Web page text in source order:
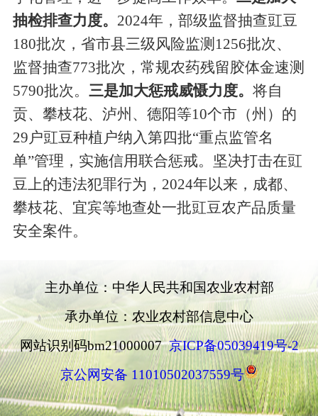
抽检排查力度。 2024年 ， 部级监督抽查豇豆
180批次，省市县三级风险监测 1256批次、
监督抽查773批次， 常规农药残留胶体金速测
5790批次。 三是加大惩戒威慑力度。 将自
贡、攀枝花、泸州、德阳等10个市（州 ） 的
29户豇豆种植户纳入第四批“重点监管名
单”管理，实施信用联合惩戒。坚决打击在豇
豆上的违法犯罪行为， 2024年以来，成都、
攀枝花、宜宾等地查处一批豇豆农产品质量
安全案件。
主办单位：中华人民共和国农业农村部
承办单位：农业农村部信息中心
网站识别码bm21000007京ICP备05039419号-2
京公网安备 11010502037559号